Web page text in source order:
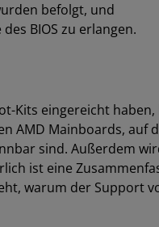
befolgt, und
BIOS zu erlangen.
Kits eingereicht
AMD Mainboards, auf
sind. Außerdem
ist eine
warum der Support